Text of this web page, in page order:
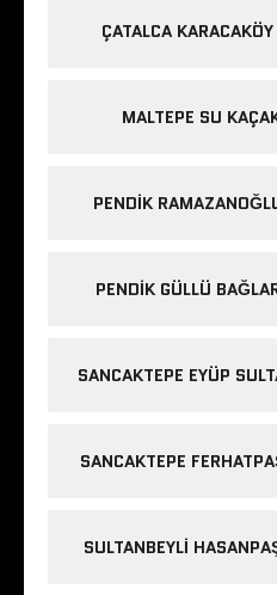
ÇATALCA
MALTEPE SU
PENDIK
PENDIK GÜLLÜ
SANCAKTEPE EYÜP
SANCAKTEPE
SULTANBEYLI